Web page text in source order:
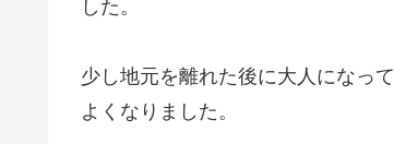
した。
少し地元を離れた後に大人になって
よくなりました。